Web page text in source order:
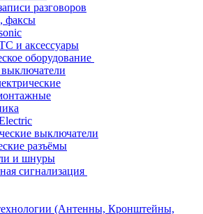
разговоров
факсы
и аксессуары
оборудование
выключатели
разъёмы
и шнуры
сигнализация
(Антенны, Кронштейны,